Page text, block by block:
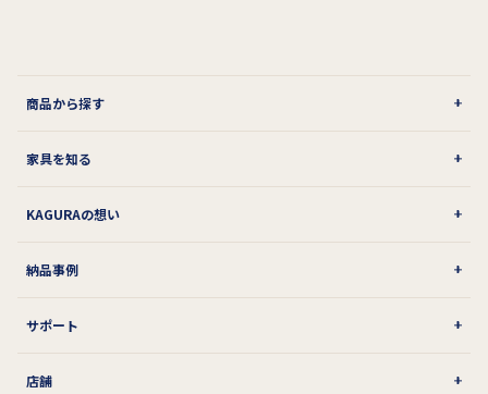
商品から探す
家具を知る
KAGURAの想い
納品事例
サポート
店舗